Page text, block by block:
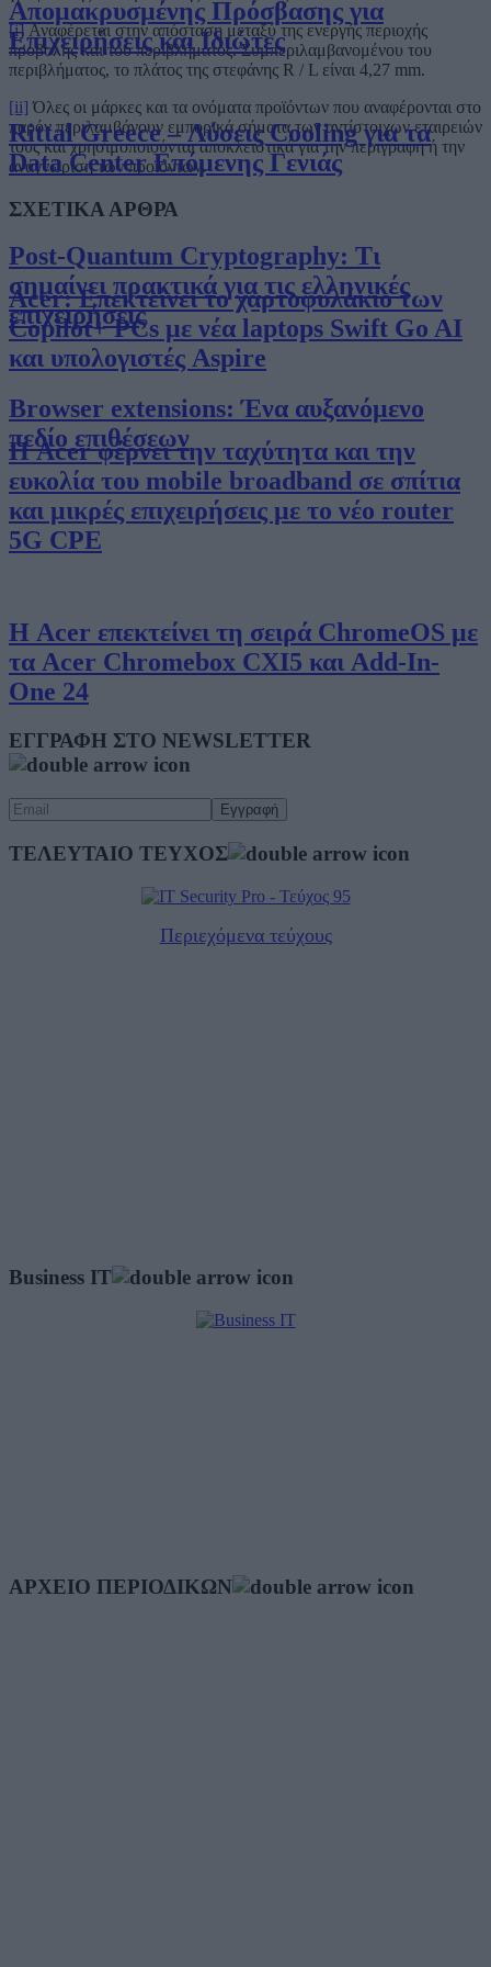
Απομακρυσμένης Πρόσβασης για
Επιχειρήσεις και Ιδιώτες
Rittal Greece – Λύσεις Cooling για τα
Data Center Επόμενης Γενιάς
Post-Quantum Cryptography: Τι
σημαίνει πρακτικά για τις ελληνικές
επιχειρήσεις
Browser extensions: Ένα αυξανόμενο
πεδίο επιθέσεων
[i] Αναφέρεται στην απόσταση μεταξύ της ενεργής περιοχής
προβολής και του περιβλήματος. Συμπεριλαμβανομένου του
περιβλήματος, το πλάτος της στεφάνης R / L είναι 4,27 mm.
[ii] Όλες οι μάρκες και τα ονόματα προϊόντων που αναφέρονται στο
παρόν περιλαμβάνουν εμπορικά σήματα των αντίστοιχων εταιρειών
τους και χρησιμοποιούνται αποκλειστικά για την περιγραφή ή την
αναγνώριση των προϊόντων.
ΣΧΕΤΙΚΑ ΑΡΘΡΑ
Acer: Επεκτείνει το χαρτοφυλάκιο των
Copilot+ PCs με νέα laptops Swift Go AI
και υπολογιστές Aspire
Η Acer φέρνει την ταχύτητα και την
ευκολία του mobile broadband σε σπίτια
και μικρές επιχειρήσεις με το νέο router
5G CPE
Η Acer επεκτείνει τη σειρά ChromeOS με
τα Acer Chromebox CXI5 και Add-In-
One 24
ΕΓΓΡΑΦΗ ΣΤΟ NEWSLETTER
ΤΕΛΕΥΤΑΙΟ ΤΕΥΧΟΣ
Περιεχόμενα τεύχους
Business IT
ΑΡΧΕΙΟ ΠΕΡΙΟΔΙΚΩΝ